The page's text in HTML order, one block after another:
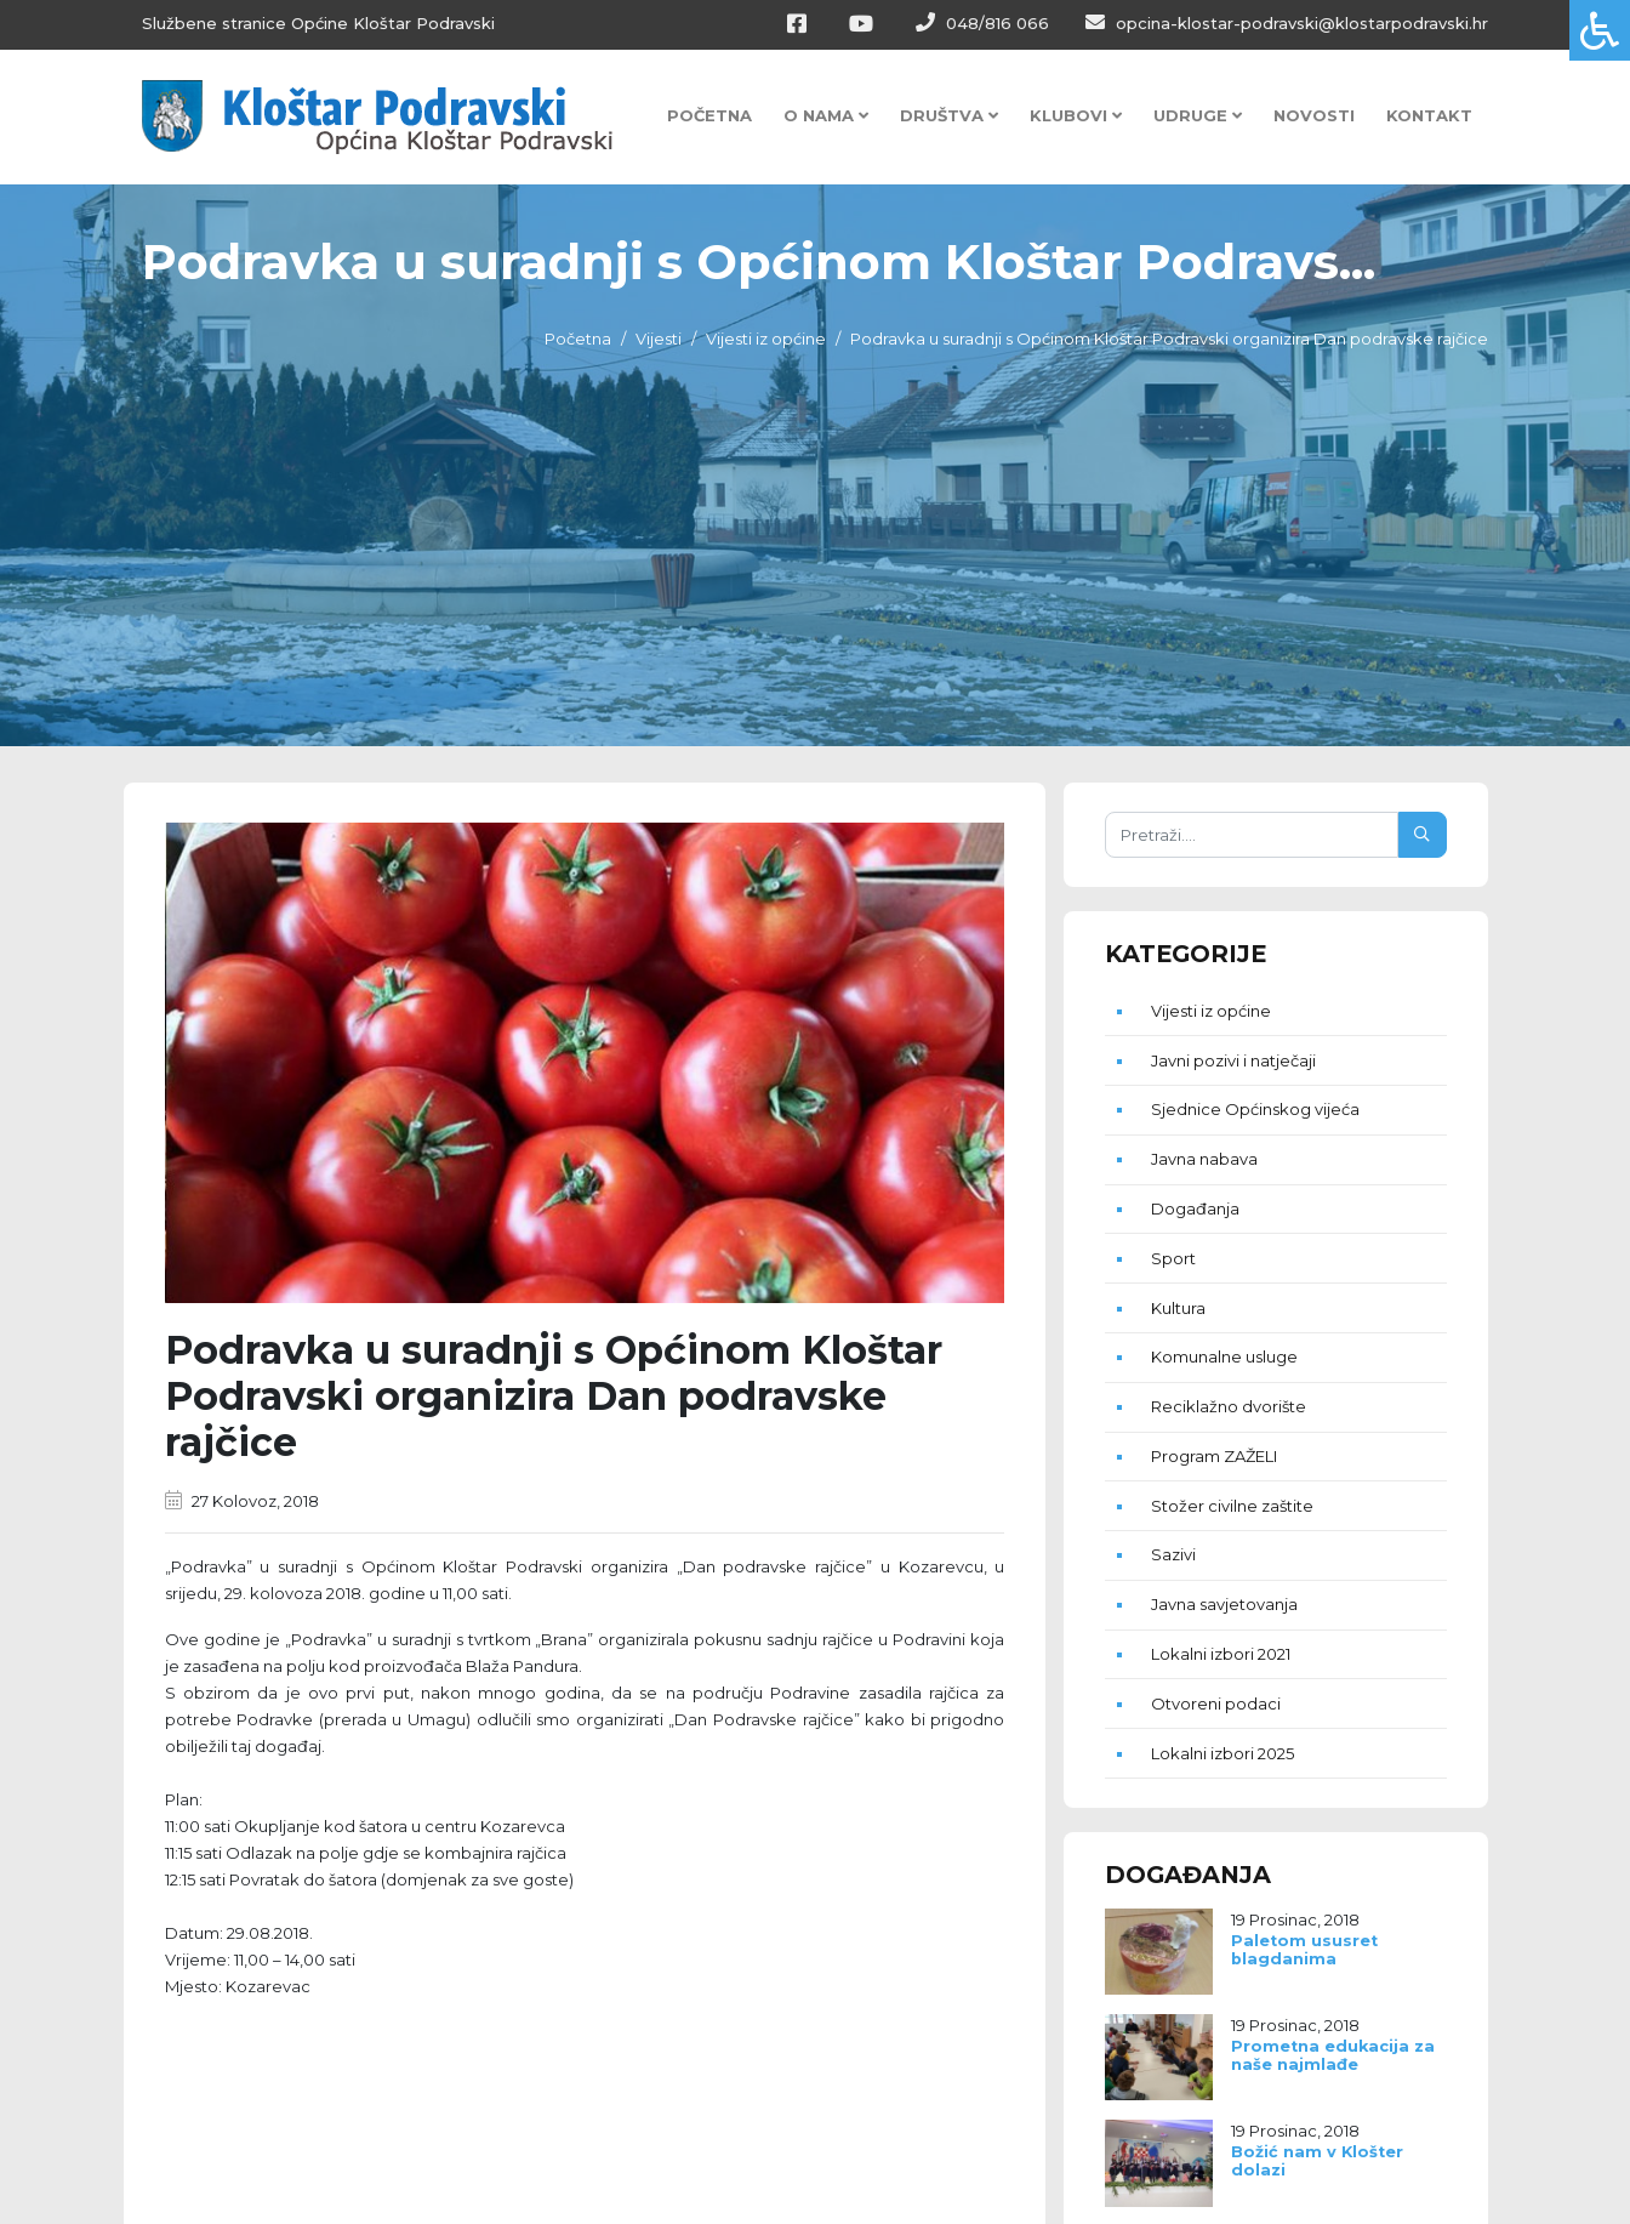
Službene stranice Općine Kloštar Podravski 048/816 066 opcina-klostar-podravski@klostarpodravski.hr
POČETNA O NAMA DRUŠTVA KLUBOVI UDRUGE NOVOSTI KONTAKT
Podravka u suradnji s Općinom Kloštar Podravs...
Početna Vijesti Vijesti iz općine Podravka u suradnji s Općinom Kloštar Podravski organizira Dan podravske rajčice
Podravka u suradnji s Općinom Kloštar
Podravski organizira Dan podravske
rajčice
27 Kolovoz, 2018
„Podravka” u suradnji s Općinom Kloštar Podravski organizira „Dan podravske rajčice” u Kozarevcu, u
srijedu, 29. kolovoza 2018. godine u 11,00 sati.
Ove godine je „Podravka” u suradnji s tvrtkom „Brana” organizirala pokusnu sadnju rajčice u Podravini koja
je zasađena na polju kod proizvođača Blaža Pandura.
S obzirom da je ovo prvi put, nakon mnogo godina, da se na području Podravine zasadila rajčica za
potrebe Podravke (prerada u Umagu) odlučili smo organizirati „Dan Podravske rajčice” kako bi prigodno
obilježili taj događaj.
Plan:
11:00 sati Okupljanje kod šatora u centru Kozarevca
11:15 sati Odlazak na polje gdje se kombajnira rajčica
12:15 sati Povratak do šatora (domjenak za sve goste)
Datum: 29.08.2018.
Vrijeme: 11,00 – 14,00 sati
Mjesto: Kozarevac
KATEGORIJE
Vijesti iz općine
Javni pozivi i natječaji
Sjednice Općinskog vijeća
Javna nabava
Događanja
Sport
Kultura
Komunalne usluge
Reciklažno dvorište
Program ZAŽELI
Stožer civilne zaštite
Sazivi
Javna savjetovanja
Lokalni izbori 2021
Otvoreni podaci
Lokalni izbori 2025
DOGAĐANJA
19 Prosinac, 2018
Paletom ususret
blagdanima
19 Prosinac, 2018
Prometna edukacija za
naše najmlađe
19 Prosinac, 2018
Božić nam v Klošter
dolazi